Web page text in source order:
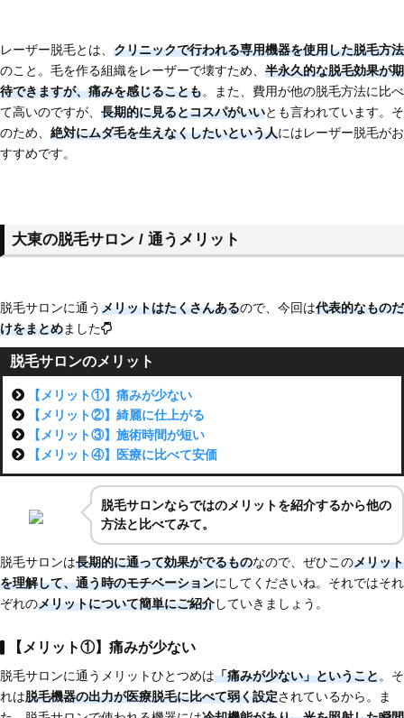
レーザー脱毛とは、 クリニックで行われる専用機器を使用した脱毛方法
のこと。毛を作る組織をレーザーで壊すため、 半永久的な脱毛効果が期
待できますが、痛みを感じることも。また、費用が他の脱毛方法に比べ
て高いのですが、 長期的に見るとコスパがいいとも言われています。そ
のため、 絶対にムダ毛を生えなくしたいという人にはレーザー脱毛がお
すすめです。
大東の脱毛サロン / 通うメリット
脱毛サロンに通うメリットはたくさんあるので、今回は代表的なものだ
けをまとめました
脱毛サロンのメリット
【メリット①】痛みが少ない
【メリット②】綺麗に仕上がる
【メリット③】施術時間が短い
【メリット④】医療に比べて安価
脱毛サロンならではのメリットを紹介するから他の
方法と比べてみて。
脱毛サロンは長期的に通って効果がでるものなので、ぜひこのメリット
を理解して、通う時のモチベーションにしてくださいね。それではそれ
ぞれのメリットについて簡単にご紹介していきましょう。
【メリット①】痛みが少ない
脱毛サロンに通うメリットひとつめは「痛みが少ない」ということ。そ
れは脱毛機器の出力が医療脱毛に比べて弱く設定されているから。ま